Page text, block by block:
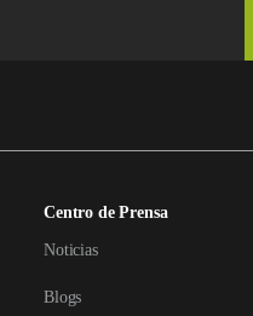
Centro de Prensa
Noticias
Blogs